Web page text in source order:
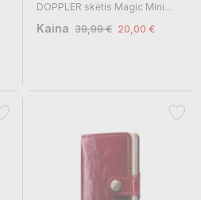
DOPPLER skėtis Magic Mini...
Kaina 39,99 € 20,00 €